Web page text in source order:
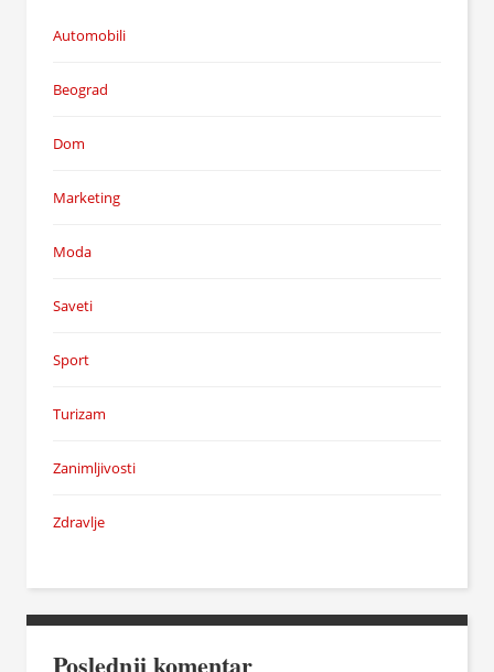
Automobili
Beograd
Dom
Marketing
Moda
Saveti
Sport
Turizam
Zanimljivosti
Zdravlje